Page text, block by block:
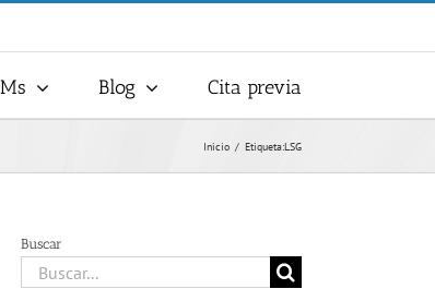
Blog Cita previa
Inicio Etiqueta:LSG
Buscar
Buscar: